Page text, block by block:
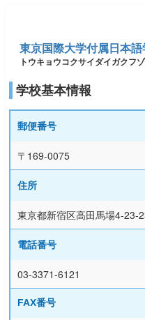
東京国際大学付属日本
トウキョウコクサイダイガクフ
学校基本情報
郵便番号
〒169-0075
住所
東京都新宿区高田馬場4-23-
電話番号
03-3371-6121
FAX番号